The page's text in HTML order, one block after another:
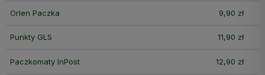
Orlen Paczka 9,90 zł
Punkty GLS 11,90 zł
Paczkomaty InPost 12,90 zł